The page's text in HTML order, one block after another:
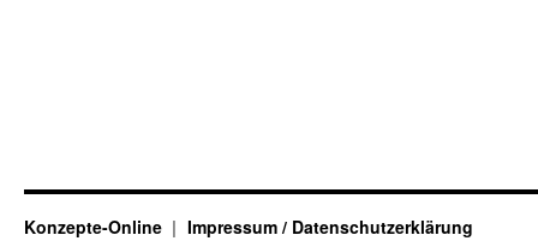
Konzepte-Online Impressum / Datenschutzerklärung